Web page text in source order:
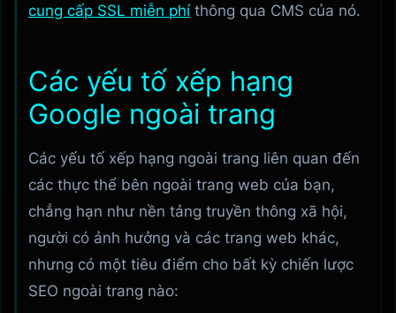
cung cấp SSL miễn phíthông qua CMS của nó.
Các yếu tố xếp hạng
Google ngoài trang
Các yếu tố xếp hạng ngoài trang liên quan đến
các thực thể bên ngoài trang web của bạn,
chẳng hạn như nền tảng truyền thông xã hội,
người có ảnh hưởng và các trang web khác,
nhưng có một tiêu điểm cho bất kỳ chiến lược
SEO ngoài trang nào: